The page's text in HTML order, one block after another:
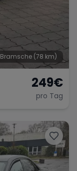
Bramsche (78 km)
249€
pro Tag